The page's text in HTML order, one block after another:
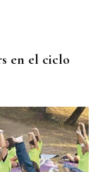
en el ciclo